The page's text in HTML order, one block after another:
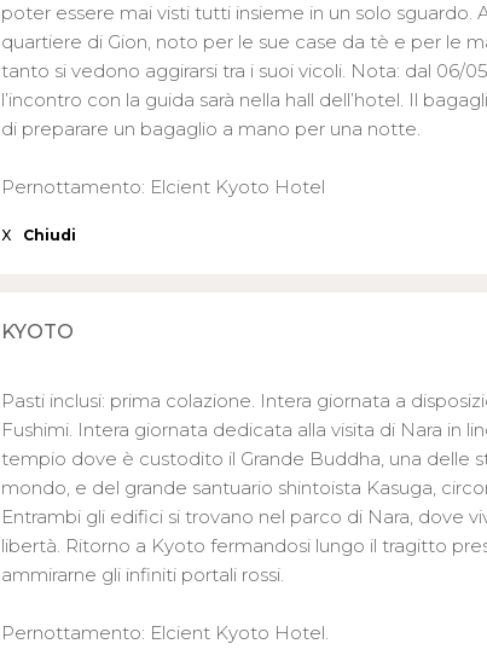
poter essere mai visti tutti insieme in un solo sguardo.
quartiere di Gion, noto per le sue case da tè e per le
tanto si vedono aggirarsi tra i suoi vicoli. Nota: dal 06/
l’incontro con la guida sarà nella hall dell’hotel. Il
di preparare un bagaglio a mano per una notte.
Pernottamento: Elcient Kyoto Hotel
X Chiudi
KYOTO
Pasti inclusi: prima colazione. Intera giornata a
Fushimi. Intera giornata dedicata alla visita di Nara in
tempio dove è custodito il Grande Buddha, una delle
mondo, e del grande santuario shintoista Kasuga,
Entrambi gli edifici si trovano nel parco di Nara, dove
libertà. Ritorno a Kyoto fermandosi lungo il tragitto
ammirarne gli infiniti portali rossi.
Pernottamento: Elcient Kyoto Hotel.